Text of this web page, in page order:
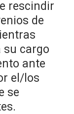
rescindir
de
su cargo
ante
el/los
se